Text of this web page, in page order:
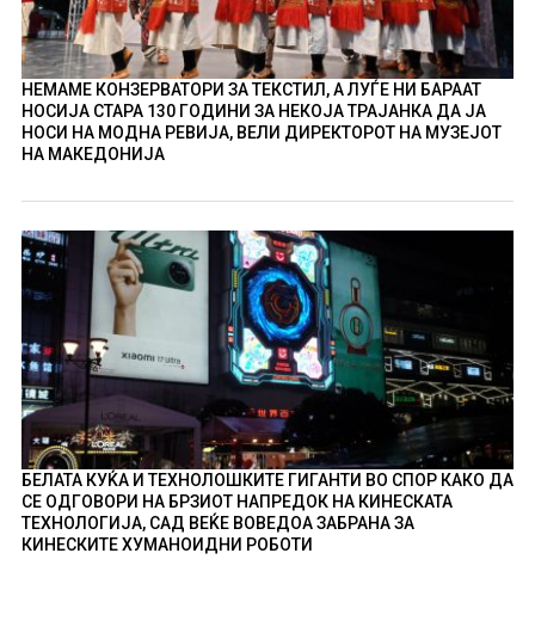
НЕМАМЕ КОНЗЕРВАТОРИ ЗА ТЕКСТИЛ, А ЛУЃЕ НИ БАРААТ
НОСИЈА СТАРА 130 ГОДИНИ ЗА НЕКОЈА ТРАЈАНКА ДА ЈА
НОСИ НА МОДНА РЕВИЈА, ВЕЛИ ДИРЕКТОРОТ НА МУЗЕЈОТ
НА МАКЕДОНИЈА
БЕЛАТА КУЌА И ТЕХНОЛОШКИТЕ ГИГАНТИ ВО СПОР КАКО ДА
СЕ ОДГОВОРИ НА БРЗИОТ НАПРЕДОК НА КИНЕСКАТА
ТЕХНОЛОГИЈА, САД ВЕЌЕ ВОВЕДОА ЗАБРАНА ЗА
КИНЕСКИТЕ ХУМАНОИДНИ РОБОТИ